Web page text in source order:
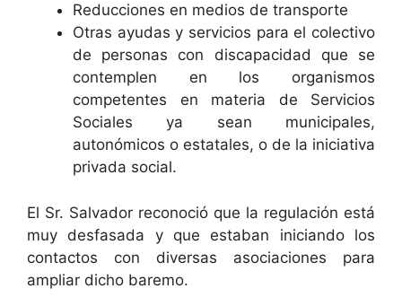
Reducciones en medios de transporte
Otras ayudas y servicios para el colectivo
de personas con discapacidad que se
contemplen en los organismos
competentes en materia de Servicios
Sociales ya sean municipales,
autonómicos o estatales, o de la iniciativa
privada social.
El Sr. Salvador reconoció que la regulación está
muy desfasada y que estaban iniciando los
contactos con diversas asociaciones para
ampliar dicho baremo.